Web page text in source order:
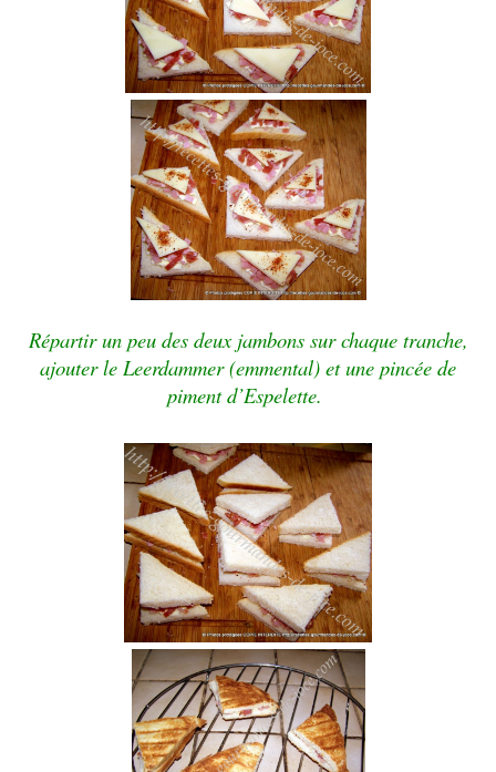
Répartir un peu des deux jambons sur chaque tranche,
ajouter le Leerdammer (emmental) et une pincée de
piment d’Espelette.